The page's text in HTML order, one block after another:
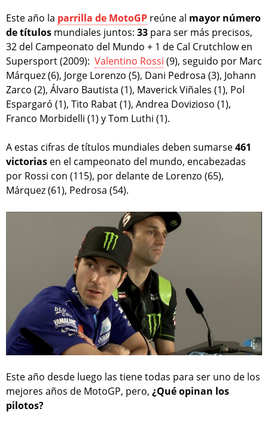
Este año la parrilla de MotoGP reúne al mayor número
de títulos mundiales juntos: 33 para ser más precisos,
32 del Campeonato del Mundo + 1 de Cal Crutchlow en
Supersport (2009): Valentino Rossi (9), seguido por Marc
Márquez (6), Jorge Lorenzo (5), Dani Pedrosa (3), Johann
Zarco (2), Álvaro Bautista (1), Maverick Viñales (1), Pol
Espargaró (1), Tito Rabat (1), Andrea Dovizioso (1),
Franco Morbidelli (1) y Tom Luthi (1).
A estas cifras de títulos mundiales deben sumarse461
victorias en el campeonato del mundo, encabezadas
por Rossi con (115), por delante de Lorenzo (65),
Márquez (61), Pedrosa (54).
Este año desde luego las tiene todas para ser uno de los
mejores años de MotoGP, pero, ¿Qué opinan los
pilotos?